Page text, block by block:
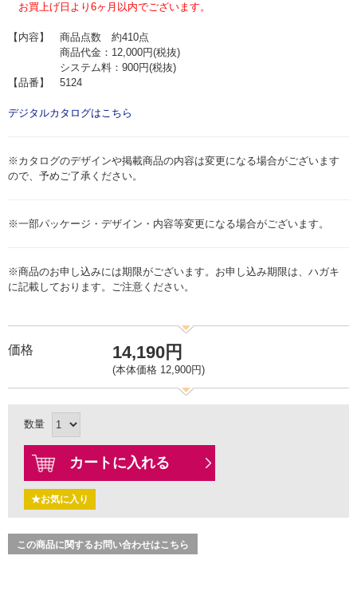
お買上げ日より6ヶ月以内でございます。
【内容】 商品点数 約410点
商品代金：12,000円(税抜)
システム料：900円(税抜)
【品番】 5124
デジタルカタログはこちら
※カタログのデザインや掲載商品の内容は変更になる場合がございます
ので、予めご了承ください。
※一部パッケージ・デザイン・内容等変更になる場合がございます。
※商品のお申し込みには期限がございます。お申し込み期限は、ハガキ
に記載しております。ご注意ください。
価格 14,190円
(本体価格 12,900円)
数量
カートに入れる
★お気に入り
この商品に関するお問い合わせはこちら